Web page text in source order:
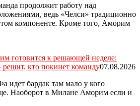
продолжит работу над
ведь «Челси» традиционно
компоненте. Кроме того, Аморим
готовится к решающей неделе:
кто покинет команду07.08.2026
бардак там мало у кого
Наоборот в Милане Аморим если и